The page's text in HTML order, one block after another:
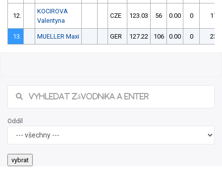
12.
KOCIROVA
Valentyna
CZE 123.03 56 0.00 0
13. MUELLER Maxi GER 127.22 106 0.00 0
Oddíl